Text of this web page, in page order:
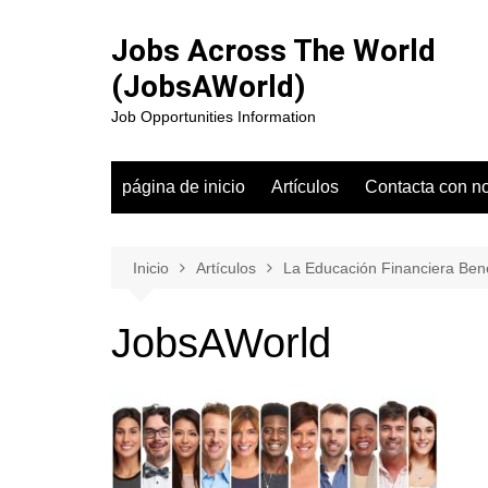
Jobs Across The World
(JobsAWorld)
Job Opportunities Information
página de inicio Artículos Contacta con
Inicio Artículos La Educación Financiera
JobsAWorld